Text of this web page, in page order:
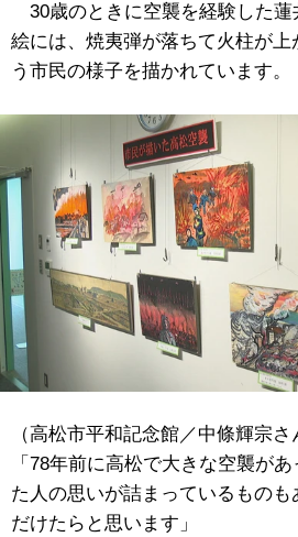
30歳のときに空襲を経験した蓮
絵には、焼夷弾が落ちて火柱が
う市民の様子を描かれています。
（高松市平和記念館／中條輝宗さ
「78年前に高松で大きな空襲が
た人の思いが詰まっているもの
だけたらと思います」